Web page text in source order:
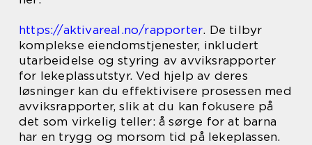
https://aktivareal.no/rapporter. De tilbyr
komplekse eiendomstjenester, inkludert
utarbeidelse og styring av avviksrapporter
for lekeplassutstyr. Ved hjelp av deres
løsninger kan du effektivisere prosessen med
avviksrapporter, slik at du kan fokusere på
det som virkelig teller: å sørge for at barna
har en trygg og morsom tid på lekeplassen.